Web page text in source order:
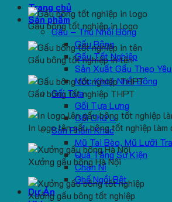
Trang chủ
Sản phẩm
Gấu – Thú Nhồi Bông
Gấu Bông
Gấu Tốt Nghiệp
Sản Xuất Gấu Theo
Móc Khoá Nhồi Bông
Gối Tựa
Gối Tựa Lưng
Gối Chữ U
Sản Phẩm Khác
Mũ Tai Bèo, Mũ Lưỡi
Quà Tặng Sự Kiện
Chăn Nỉ
Ghế Ngồi Bệt
Dự Án
Gấu bông tốt nghiệp in logo
Gấu bông tốt nghiệp in tên
Gấu bông tốt nghiệp THPT
In logo lên gấu bông tốt nghiệp làm
Xưởng gấu bông Hà Nội
Xưởng gấu bông tốt nghiệp